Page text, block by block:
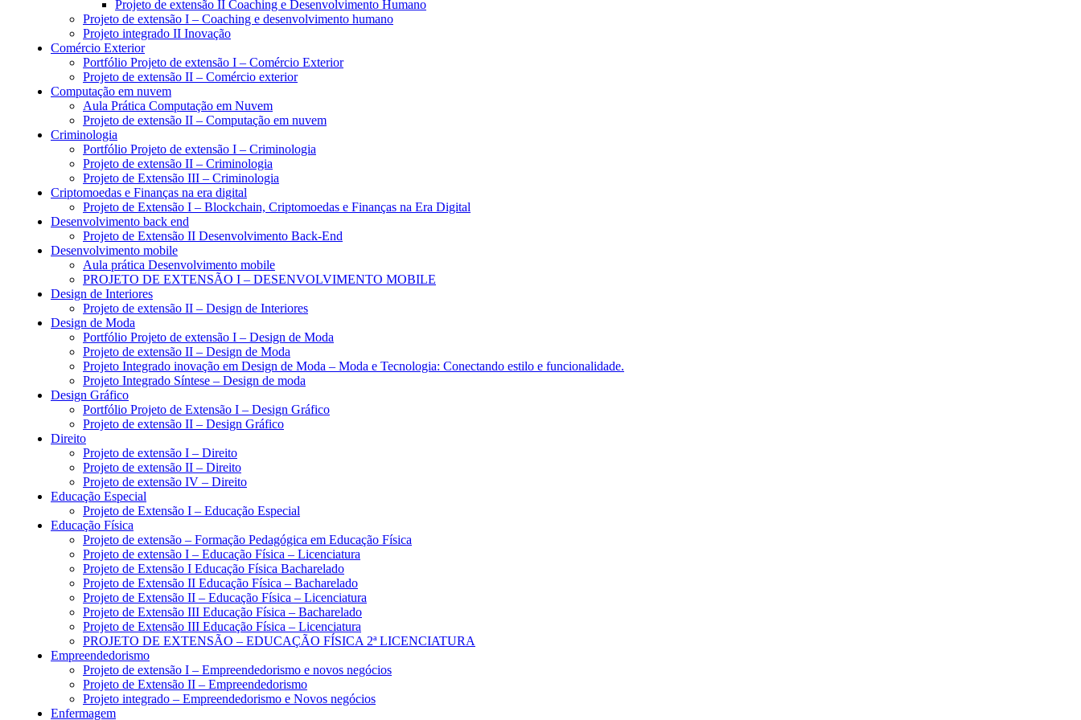
Projeto de extensão II Coaching e Desenvolvimento Humano
Projeto de extensão I – Coaching e desenvolvimento humano
Projeto integrado II Inovação
Comércio Exterior
Portfólio Projeto de extensão I – Comércio Exterior
Projeto de extensão II – Comércio exterior
Computação em nuvem
Aula Prática Computação em Nuvem
Projeto de extensão II – Computação em nuvem
Criminologia
Portfólio Projeto de extensão I – Criminologia
Projeto de extensão II – Criminologia
Projeto de Extensão III – Criminologia
Criptomoedas e Finanças na era digital
Projeto de Extensão I – Blockchain, Criptomoedas e Finanças na Era Digital
Desenvolvimento back end
Projeto de Extensão II Desenvolvimento Back-End
Desenvolvimento mobile
Aula prática Desenvolvimento mobile
PROJETO DE EXTENSÃO I – DESENVOLVIMENTO MOBILE
Design de Interiores
Projeto de extensão II – Design de Interiores
Design de Moda
Portfólio Projeto de extensão I – Design de Moda
Projeto de extensão II – Design de Moda
Projeto Integrado inovação em Design de Moda – Moda e Tecnologia: Conectando estilo e funcionalidade.
Projeto Integrado Síntese – Design de moda
Design Gráfico
Portfólio Projeto de Extensão I – Design Gráfico
Projeto de extensão II – Design Gráfico
Direito
Projeto de extensão I – Direito
Projeto de extensão II – Direito
Projeto de extensão IV – Direito
Educação Especial
Projeto de Extensão I – Educação Especial
Educação Física
Projeto de extensão – Formação Pedagógica em Educação Física
Projeto de extensão I – Educação Física – Licenciatura
Projeto de Extensão I Educação Física Bacharelado
Projeto de Extensão II Educação Física – Bacharelado
Projeto de Extensão II – Educação Física – Licenciatura
Projeto de Extensão III Educação Física – Bacharelado
Projeto de Extensão III Educação Física – Licenciatura
PROJETO DE EXTENSÃO – EDUCAÇÃO FÍSICA 2ª LICENCIATURA
Empreendedorismo
Projeto de extensão I – Empreendedorismo e novos negócios
Projeto de Extensão II – Empreendedorismo
Projeto integrado – Empreendedorismo e Novos negócios
Enfermagem